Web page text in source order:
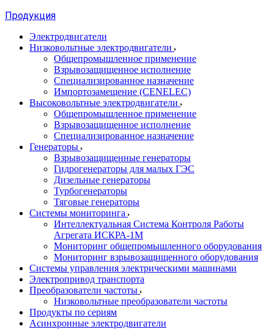
Продукция
Электродвигатели
Низковольтные электродвигатели
Общепромышленное применение
Взрывозащищенное исполнение
Специализированное назначение
Импортозамещение (CENELEC)
Высоковольтные электродвигатели
Общепромышленное применение
Взрывозащищенное исполнение
Специализированное назначение
Генераторы
Взрывозащищенные генераторы
Гидрогенераторы для малых ГЭС
Дизельные генераторы
Турбогенераторы
Тяговые генераторы
Системы мониторинга
Интеллектуальная Система Контроля Работы
Агрегата ИСКРА-1М
Мониторинг общепромышленного оборудования
Мониторинг взрывозащищенного оборудования
Системы управления электрическими машинами
Электропривод транспорта
Преобразователи частоты
Низковольтные преобразователи частоты
Продукты по сериям
Асинхронные электродвигатели